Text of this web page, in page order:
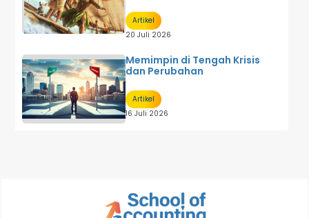
Artikel
20 Juli 2026
Memimpin di Tengah Krisis
dan Perubahan
Artikel
16 Juli 2026